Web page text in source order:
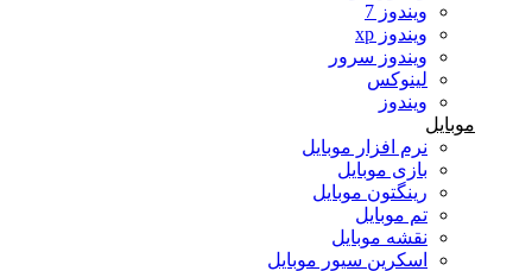
ویندوز 7
ویندوز xp
ویندوز سرور
لینوکس
ویندوز
موبایل
نرم افزار موبایل
بازی موبایل
رینگتون موبایل
تم موبایل
نقشه موبایل
اسکرین سیور موبایل